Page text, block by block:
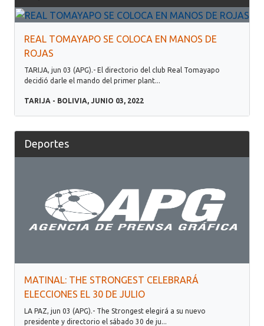
REAL TOMAYAPO SE COLOCA EN MANOS DE
ROJAS
TARIJA, jun 03 (APG).- El directorio del club Real Tomayapo
decidió darle el mando del primer plant...
TARIJA - BOLIVIA, JUNIO 03, 2022
Deportes
MATINAL: THE STRONGEST CELEBRARÁ
ELECCIONES EL 30 DE JULIO
LA PAZ, jun 03 (APG).- The Strongest elegirá a su nuevo
presidente y directorio el sábado 30 de ju...